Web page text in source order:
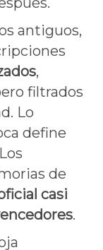
antiguos,
,
filtrados
Lo
define
de
casi
.